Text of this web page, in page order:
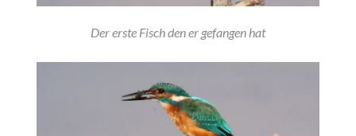
Der erste Fisch den er gefangen hat